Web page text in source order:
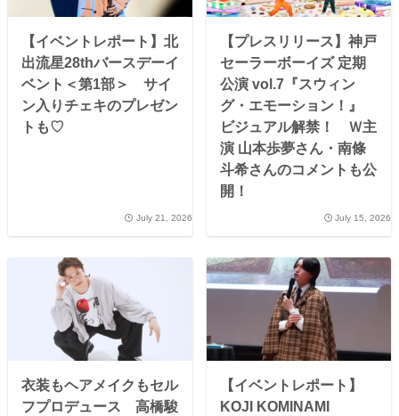
【イベントレポート】北
出流星28thバースデーイ
ベント＜第1部＞ サイ
ン入りチェキのプレゼン
トも♡
July 21, 2026
【プレスリリース】神戸
セーラーボーイズ 定期
公演 vol.7『スウィン
グ・エモーション！』
ビジュアル解禁！ Ｗ主
演 山本歩夢さん・南條
斗希さんのコメントも公
開！
July 15, 2026
衣装もヘアメイクもセル
フプロデュース 高橋駿
【イベントレポート】
KOJI KOMINAMI